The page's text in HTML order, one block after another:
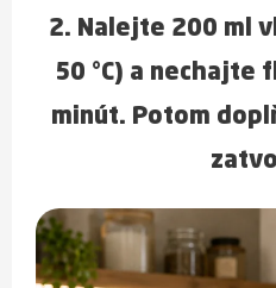
2. Nalejte 200 ml
50 °C) a nechajte
minút. Potom